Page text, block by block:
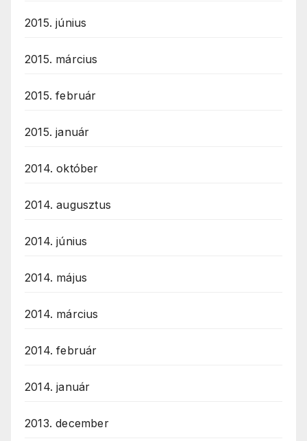
2015. június
2015. március
2015. február
2015. január
2014. október
2014. augusztus
2014. június
2014. május
2014. március
2014. február
2014. január
2013. december